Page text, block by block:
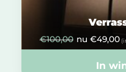
€100,00 nu €49,00
In